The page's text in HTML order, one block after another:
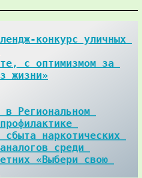
конкурс уличных
с оптимизмом за
жизни»
в Региональном
наркотических
среди
«Выбери свою